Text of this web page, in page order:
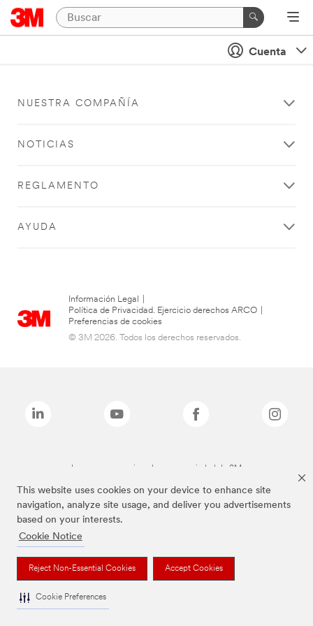
This website uses cookies on your device to enhance site
navigation, analyze site usage, and deliver you advertisements
based on your interests.
Cookie Notice
Reject Non-Essential Cookies Accept Cookies
Cookie Preferences
Cuenta
NUESTRA COMPAÑÍA
NOTICIAS
REGLAMENTO
AYUDA
Información Legal
Política de Privacidad. Ejercicio derechos ARCO
Preferencias de cookies
© 3M 2026. Todos los derechos reservados.
Las marcas mencionadas son propiedad de 3M